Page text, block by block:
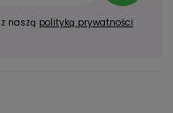
naszą polityką prywatności